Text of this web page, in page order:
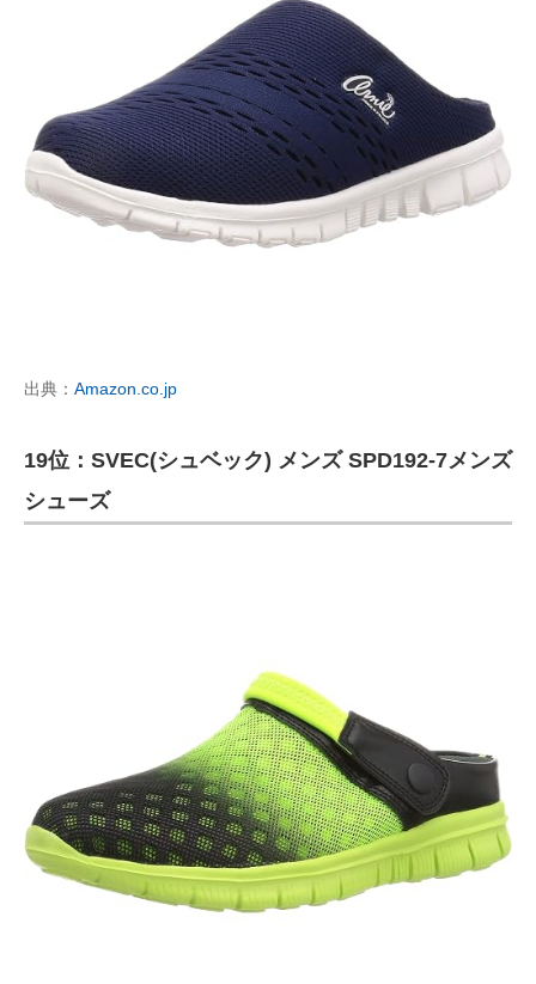
出典： Amazon.co.jp
19位：SVEC(シュベック) メンズ SPD192-7メンズ
シューズ